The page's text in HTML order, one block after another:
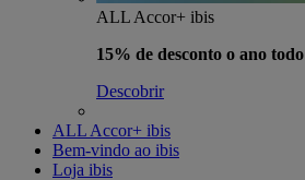
ALL Accor+ ibis
15% de desconto o ano todo
Descobrir
ALL Accor+ ibis
Bem-vindo ao ibis
Loja ibis